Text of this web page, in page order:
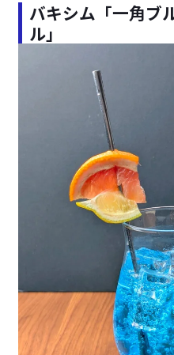
バキシム「一角ブ
ル」